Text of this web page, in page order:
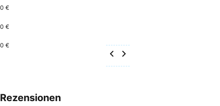
0 €
0 €
0 €
Rezensionen